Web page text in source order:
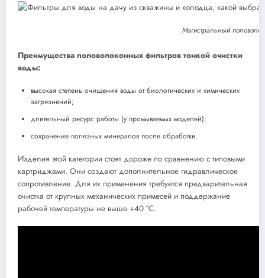
Магистральный
Преимущества половолоконных фильтров тонкой очистки
воды:
высокая степень очищения воды от биологических и химических
загрязнений;
длительный ресурс работы (у промываемых моделей);
сохранение полезных минералов после обработки.
Изделия этой категории стоят дороже по сравнению с типовыми
картриджами. Они создают дополнительное гидравлическое
сопротивление. Для их применения требуется предварительная
очистка от крупных механических примесей и поддержание
рабочей температуры не выше +40 °C.